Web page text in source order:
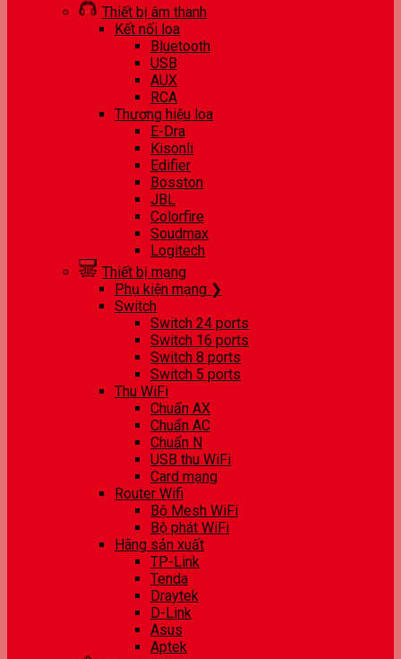
Thiết bị âm thanh
Kết nối loa
Bluetooth
USB
AUX
RCA
Thương hiệu loa
E-Dra
Kisonli
Edifier
Bosston
JBL
Colorfire
Soudmax
Logitech
Thiết bị mạng
Phụ kiện mạng ❯
Switch
Switch 24 ports
Switch 16 ports
Switch 8 ports
Switch 5 ports
Thu WiFi
Chuẩn AX
Chuẩn AC
Chuẩn N
USB thu WiFi
Card mạng
Router Wifi
Bộ Mesh WiFi
Bộ phát WiFi
Hãng sản xuất
TP-Link
Tenda
Draytek
D-Link
Asus
Aptek